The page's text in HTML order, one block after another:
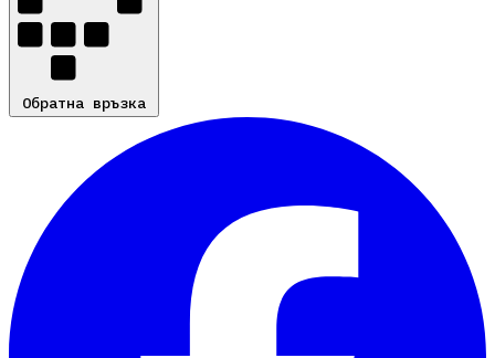
Обратна връзка
Обратна връзка